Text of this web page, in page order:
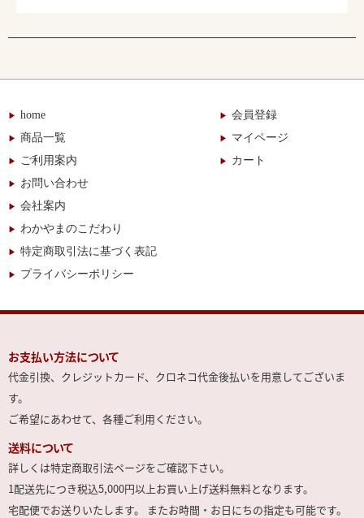
home
商品一覧
ご利用案内
お問い合わせ
会社案内
わかやまのこだわり
特定商取引法に基づく表記
プライバシーポリシー
会員登録
マイページ
カート
お支払い方法について
代金引換、クレジットカード、クロネコ代金後払いを用意してございま
す。
ご希望にあわせて、各種ご利用ください。
送料について
詳しくは特定商取引法ページをご確認下さい。
1配送先につき税込5,000円以上お買い上げ送料無料となります。
宅配便でお送りいたします。 またお時間・お日にちの指定も可能です。